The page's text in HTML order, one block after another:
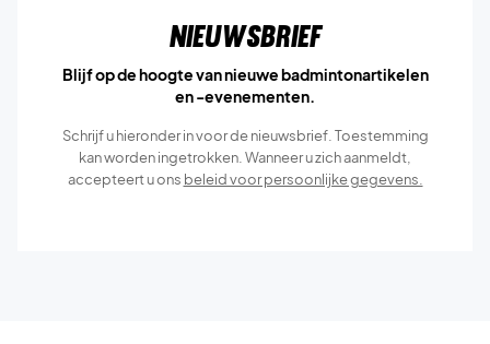
Nieuwsbrief
Blijf op de hoogte van nieuwe badmintonartikelen
en -evenementen.
Schrijf u hieronder in voor de nieuwsbrief. Toestemming
kan worden ingetrokken. Wanneer u zich aanmeldt,
accepteert u ons beleid voor persoonlijke gegevens.